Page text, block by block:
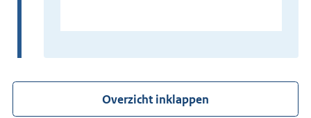
x
r
n
Overzicht inklappen